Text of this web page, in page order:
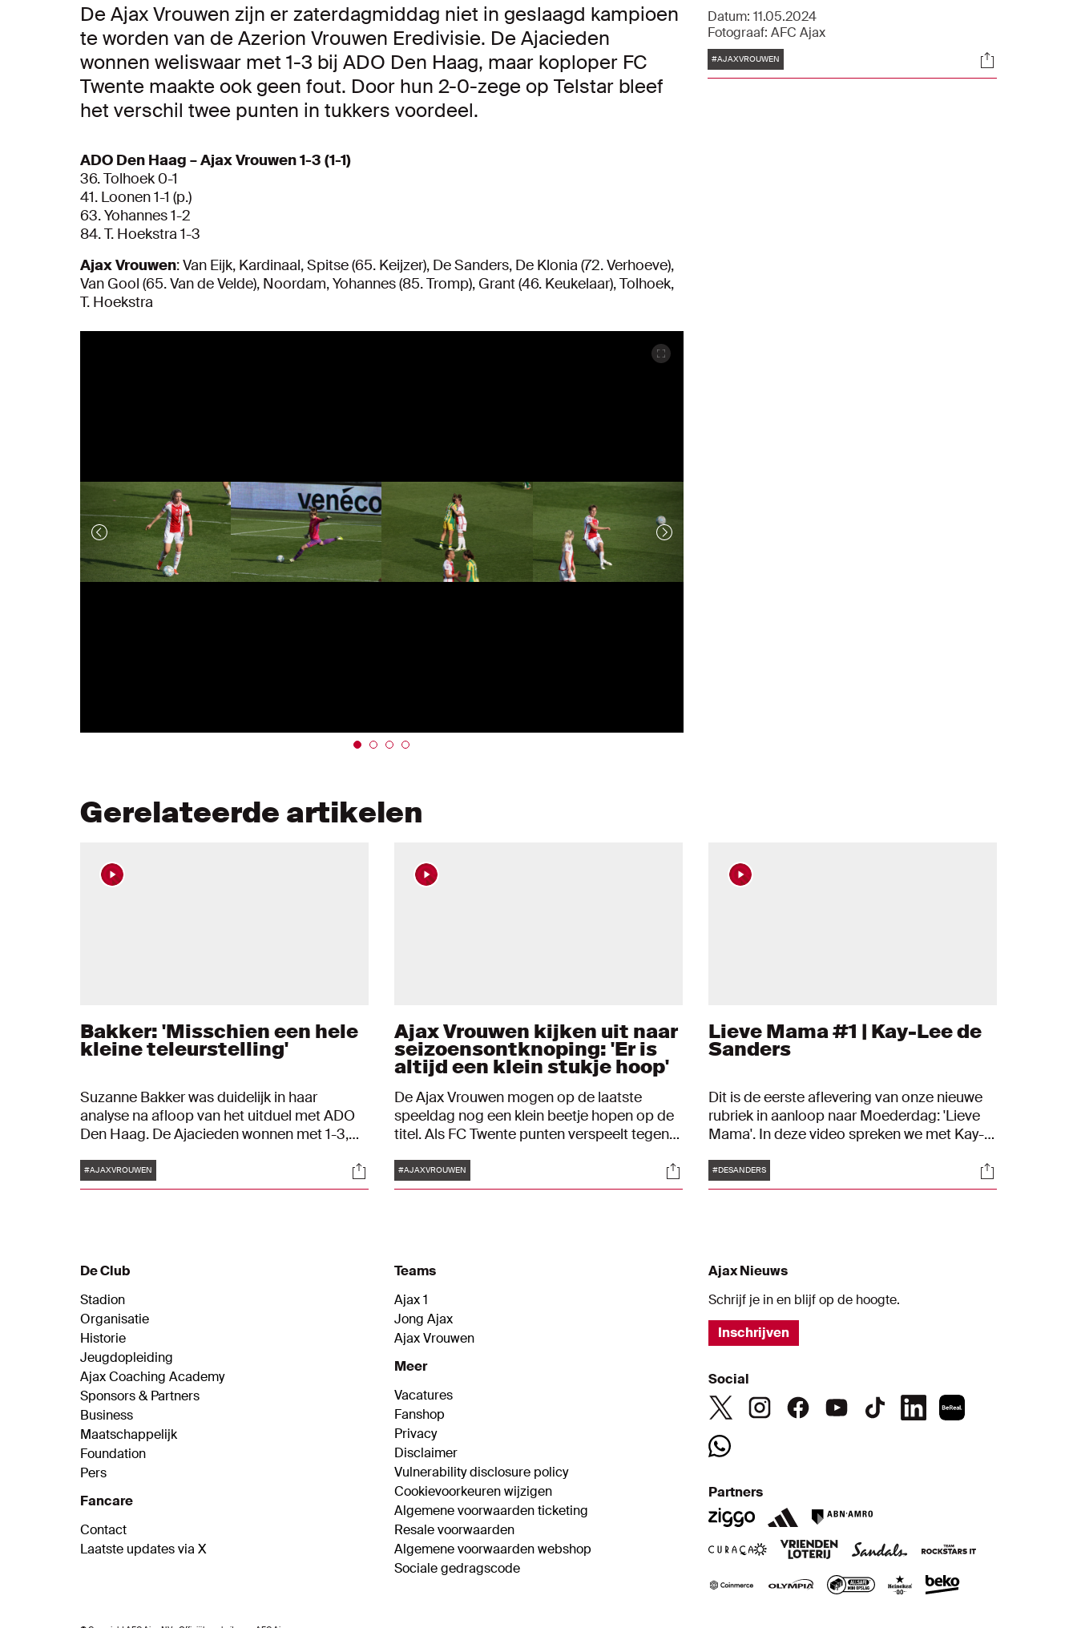
De Ajax Vrouwen zijn er zaterdagmiddag niet in geslaagd kampioen
te worden van de Azerion Vrouwen Eredivisie. De Ajacieden
wonnen weliswaar met 1-3 bij ADO Den Haag, maar koploper FC
Twente maakte ook geen fout. Door hun 2-0-zege op Telstar bleef
het verschil twee punten in tukkers voordeel.
Datum: 11.05.2024
Fotograaf: AFC Ajax
Tags
#AJAXVROUWEN Socials
ADO Den Haag – Ajax Vrouwen 1-3 (1-1)
36.Tolhoek 0-1
41. Loonen 1-1 (p.)
63. Yohannes 1-2
84. T. Hoekstra 1-3
Ajax Vrouwen: Van Eijk, Kardinaal, Spitse (65. Keijzer), De Sanders, De Klonia (72. Verhoeve),
Van Gool (65. Van de Velde), Noordam, Yohannes (85. Tromp), Grant (46. Keukelaar), Tolhoek,
T. Hoekstra
Gerelateerde artikelen
Bakker: 'Misschien een hele
kleine teleurstelling'
Suzanne Bakker was duidelijk in haar
analyse na afloop van het uitduel met ADO
Den Haag. De Ajacieden wonnen met 1-3,
doordat koploper FC Twente ook drie
punten pakte. "Misschien een hele kleine
van het seizoen", zei de coach. Ook Nikita
Tromp komt aan het woord. De spits maakte
na lange afwezigheid haar rentree.
Tags
#AJAXVROUWEN Socials
Ajax Vrouwen kijken uit naar
seizoensontknoping: 'Er is
altijd een klein stukje hoop'
De Ajax Vrouwen mogen op de laatste
speeldag nog een klein beetje hopen op de
titel. Als FC Twente punten verspeelt tegen
Den Haag, dan mag de champagne alsnog
ontkurkt worden. "Er is altijd een klein stukje
Tags
#AJAXVROUWEN Socials
Lieve Mama #1 | Kay-Lee de
Sanders
Dit is de eerste aflevering van onze nieuwe
rubriek in aanloop naar Moederdag: 'Lieve
Mama'. In deze video spreken we met Kay-
Lee's eerste stappen in de wereld van het
voetbal en de onvoorwaardelijke steun.
Tags
#DESANDERS Socials
De Club
Stadion
Organisatie
Historie
Jeugdopleiding
Ajax Coaching Academy
Sponsors & Partners
Business
Maatschappelijk
Foundation
Pers
Fancare
Contact
Laatste updates via X
Teams
Ajax 1
Jong Ajax
Ajax Vrouwen
Meer
Vacatures
Fanshop
Privacy
Disclaimer
Vulnerability disclosure policy
Cookievoorkeuren wijzigen
Algemene voorwaarden ticketing
Resale voorwaarden
Algemene voorwaarden webshop
Sociale gedragscode
Ajax Nieuws
Schrijf je in en blijf op de hoogte.
Inschrijven
Social
Partners